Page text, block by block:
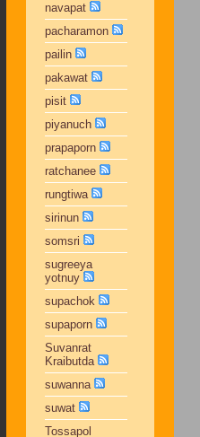
navapat
pacharamon
pailin
pakawat
pisit
piyanuch
prapaporn
ratchanee
rungtiwa
sirinun
somsri
sugreeya
yotnuy
supachok
supaporn
Suvanrat
Kraibutda
suwanna
suwat
Tossapol